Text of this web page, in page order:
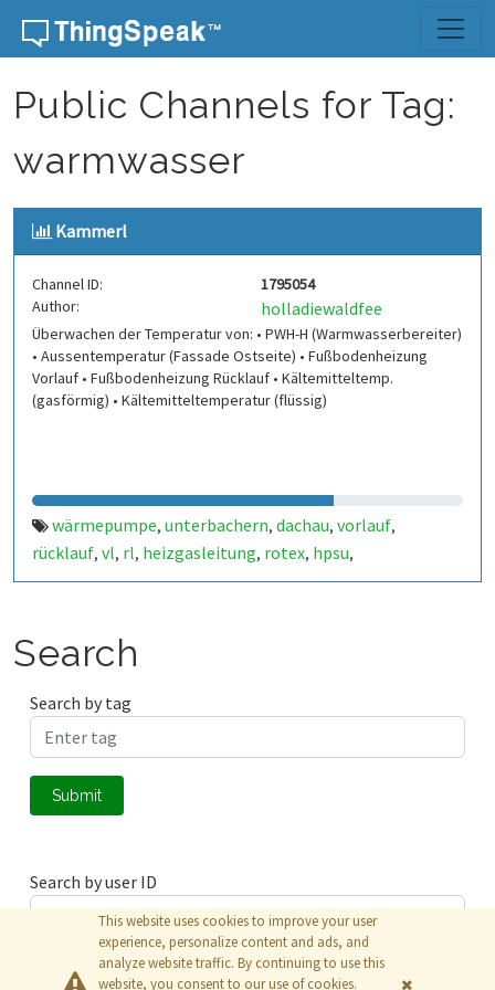
Skip to content
Public Channels for Tag:
warmwasser
Kammerl
Channel ID:
1795054
Author:
holladiewaldfee
Überwachen der Temperatur von: • PWH-H (Warmwasserbereiter)
• Aussentemperatur (Fassade Ostseite) • Fußbodenheizung
Vorlauf • Fußbodenheizung Rücklauf • Kältemitteltemp.
(gasförmig) • Kältemitteltemperatur (flüssig)
wärmepumpe, unterbachern, dachau, vorlauf,
rücklauf, vl, rl, heizgasleitung, rotex, hpsu,
aussentemperatur,heizung,warmwasser,pwh-h,pwh,
temperatur,
Search
Search by tag
Submit
Search by user ID
Submit
This website uses cookies to improve your user
experience, personalize content and ads, and
analyze website traffic. By continuing to use this
website, you consent to our use of cookies.